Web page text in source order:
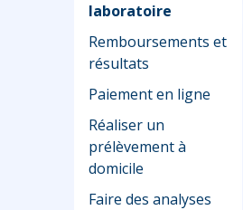
laboratoire
Remboursements et
résultats
Paiement en ligne
Réaliser un
prélèvement à
domicile
Faire des analyses